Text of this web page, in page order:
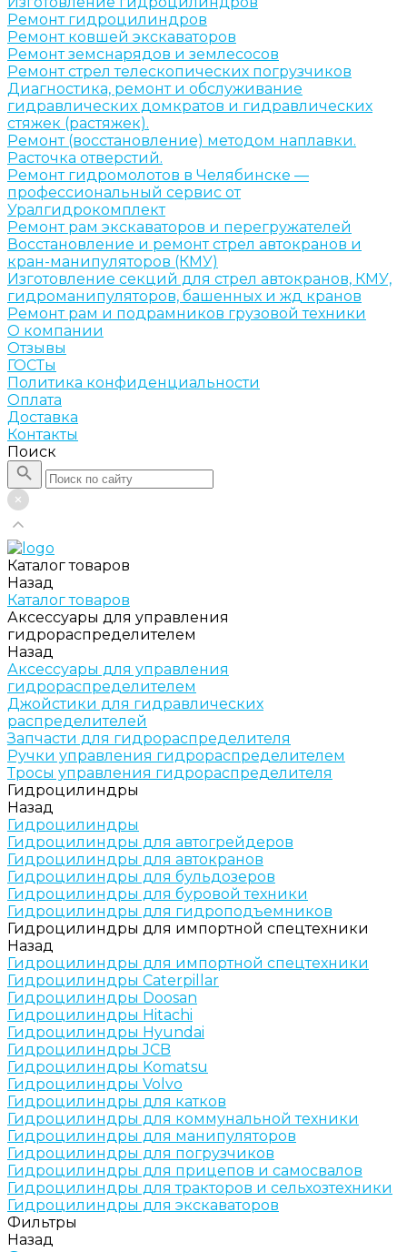
Ремонт гидроцилиндров
Ремонт ковшей экскаваторов
Ремонт земснарядов и землесосов
Ремонт стрел телескопических погрузчиков
Диагностика, ремонт и обслуживание
гидравлических домкратов и гидравлических
стяжек (растяжек).
Ремонт (восстановление) методом наплавки.
Расточка отверстий.
Ремонт гидромолотов в Челябинске —
профессиональный сервис от
Уралгидрокомплект
Ремонт рам экскаваторов и перегружателей
Восстановление и ремонт стрел автокранов и
кран-манипуляторов (КМУ)
Изготовление секций для стрел автокранов, КМУ,
гидроманипуляторов, башенных и жд кранов
Ремонт рам и подрамников грузовой техники
О компании
Отзывы
ГОСТы
Политика конфиденциальности
Оплата
Доставка
Контакты
Поиск
Каталог товаров
Назад
Каталог товаров
Аксессуары для управления
гидрораспределителем
Назад
Аксессуары для управления
гидрораспределителем
Джойстики для гидравлических
распределителей
Запчасти для гидрораспределителя
Ручки управления гидрораспределителем
Тросы управления гидрораспределителя
Гидроцилиндры
Назад
Гидроцилиндры
Гидроцилиндры для автогрейдеров
Гидроцилиндры для автокранов
Гидроцилиндры для бульдозеров
Гидроцилиндры для буровой техники
Гидроцилиндры для гидроподъемников
Гидроцилиндры для импортной спецтехники
Назад
Гидроцилиндры для импортной спецтехники
Гидроцилиндры Caterpillar
Гидроцилиндры Doosan
Гидроцилиндры Hitachi
Гидроцилиндры Hyundai
Гидроцилиндры JCB
Гидроцилиндры Komatsu
Гидроцилиндры Volvo
Гидроцилиндры для катков
Гидроцилиндры для коммунальной техники
Гидроцилиндры для манипуляторов
Гидроцилиндры для погрузчиков
Гидроцилиндры для прицепов и самосвалов
Гидроцилиндры для тракторов и сельхозтехники
Гидроцилиндры для экскаваторов
Фильтры
Назад